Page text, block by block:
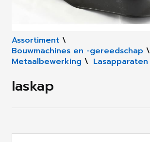
Assortiment \
Bouwmachines en -gereedschap \
Metaalbewerking \ Lasapparaten
laskap